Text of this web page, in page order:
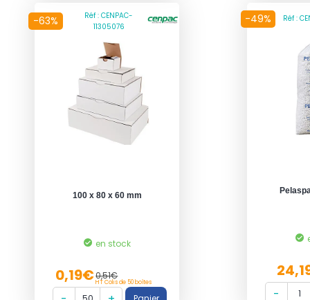
-63%
Réf : CENPAC-
11305076
100 x 80 x 60 mm
en stock
0,19€0,51€
HT Colis de 50 boîtes
-49% Réf :